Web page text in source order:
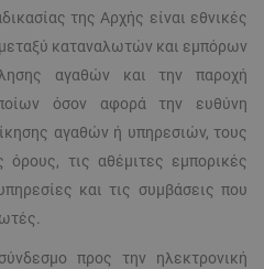
της Αρχής είναι εθνικές
καταναλωτών και εμπόρων
αγαθών και την παροχή
όσον αφορά την ευθύνη
αγαθών ή υπηρεσιών, τους
όρους, τις αθέμιτες εμπορικές
και τις συμβάσεις που
προς την ηλεκτρονική